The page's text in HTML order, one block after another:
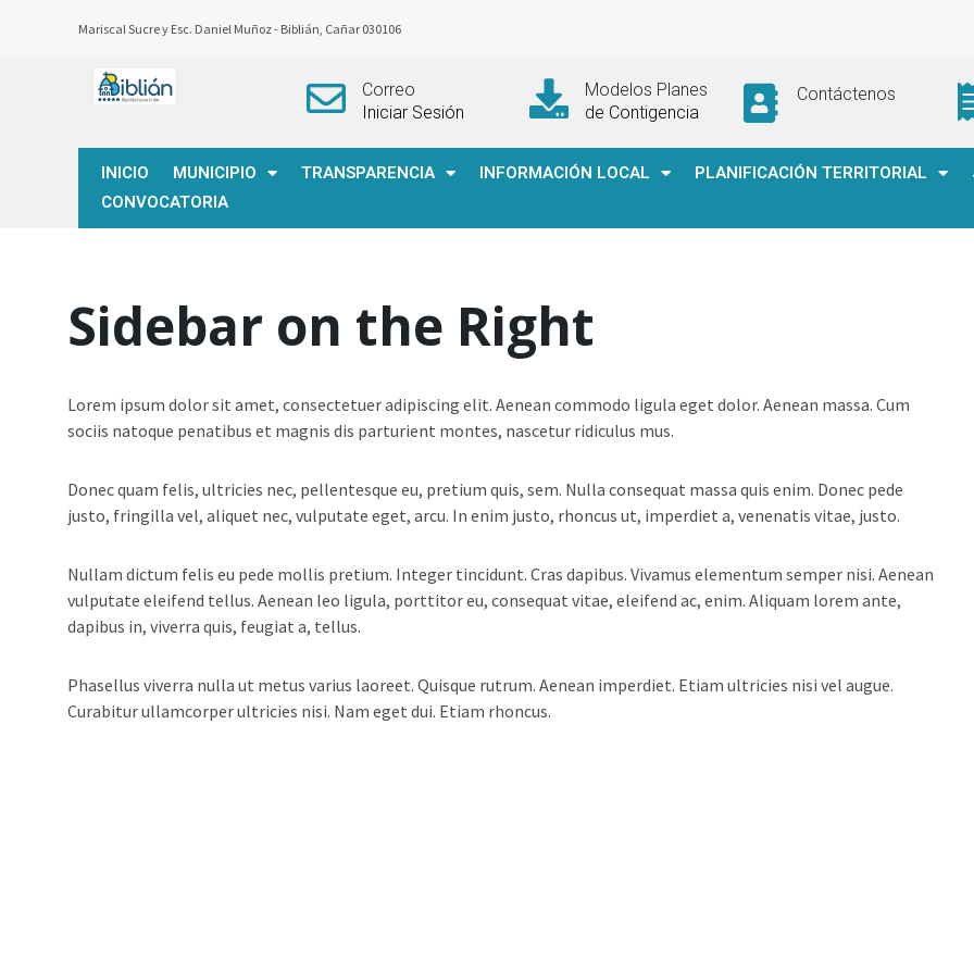
Mariscal Sucre y Esc. Daniel Muñoz - Biblián, Cañar 030106
Correo
Iniciar Sesión
Modelos Planes
de Contigencia
Contáctenos
INICIO MUNICIPIO TRANSPARENCIA INFORMACIÓN LOCAL PLANIFICACIÓN TERRITORIAL
CONVOCATORIA
Sidebar on the Right
Lorem ipsum dolor sit amet, consectetuer adipiscing elit. Aenean commodo ligula eget dolor. Aenean massa. Cum
sociis natoque penatibus et magnis dis parturient montes, nascetur ridiculus mus.
Donec quam felis, ultricies nec, pellentesque eu, pretium quis, sem. Nulla consequat massa quis enim. Donec pede
justo, fringilla vel, aliquet nec, vulputate eget, arcu. In enim justo, rhoncus ut, imperdiet a, venenatis vitae, justo.
Nullam dictum felis eu pede mollis pretium. Integer tincidunt. Cras dapibus. Vivamus elementum semper nisi. Aenean
vulputate eleifend tellus. Aenean leo ligula, porttitor eu, consequat vitae, eleifend ac, enim. Aliquam lorem ante,
dapibus in, viverra quis, feugiat a, tellus.
Phasellus viverra nulla ut metus varius laoreet. Quisque rutrum. Aenean imperdiet. Etiam ultricies nisi vel augue.
Curabitur ullamcorper ultricies nisi. Nam eget dui. Etiam rhoncus.